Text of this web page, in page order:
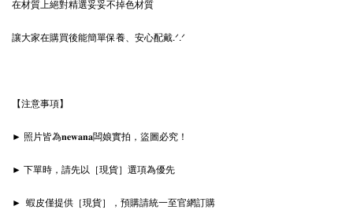
在材質上絕對精選妥妥不掉色材質
讓大家在購買後能簡單保養、安心配戴.ᐟ‪‪‪.ᐟ
【注意事項】
► 照片皆為𝐧𝐞𝐰𝐚𝐧𝐚闆娘實拍，盜圖必究！
► 下單時，請先以［現貨］選項為優先
► 蝦皮僅提供［現貨］，預購請統一至官網訂購